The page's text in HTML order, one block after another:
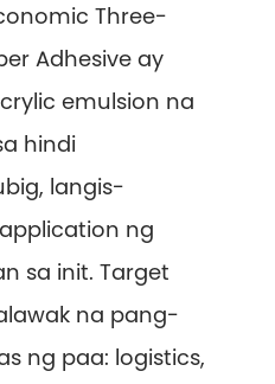
Three-
Adhesive ay
emulsion na
hindi
langis-
ng
sa init. Target
na pang-
ng paa: logistics,